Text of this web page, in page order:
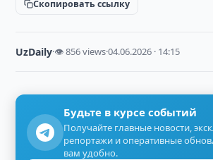
Скопировать ссылку
UzDaily·👁 856 views·04.06.2026 · 14:15
Будьте в курсе событий
Получайте главные новости,
репортажи и оперативные
вам удобно.